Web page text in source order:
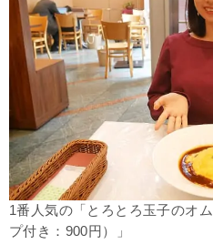
1番人気の「 とろとろ玉子のオ
プ付き：900円）
」